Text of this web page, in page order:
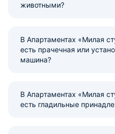
животными?
В Апартаментах «Милая
есть прачечная или
машина?
В Апартаментах «Милая
есть гладильные